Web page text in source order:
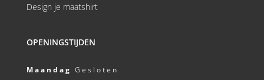
Design je maatshirt
OPENINGSTIJDEN
Maandag Gesloten